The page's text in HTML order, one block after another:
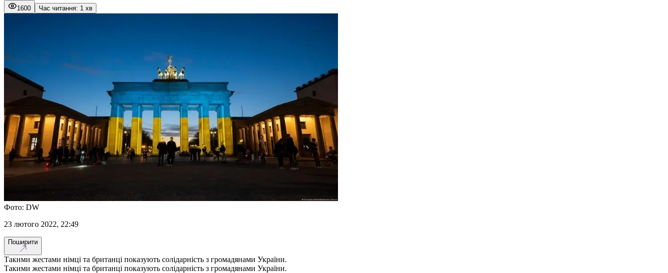
1600 Час читання: 1 хв
Фото: DW
23 лютого 2022, 22:49
Поширити
Такими жестами німці та британці показують солідарність з громадянами України.
Такими жестами німці та британці показують солідарність з громадянами України.